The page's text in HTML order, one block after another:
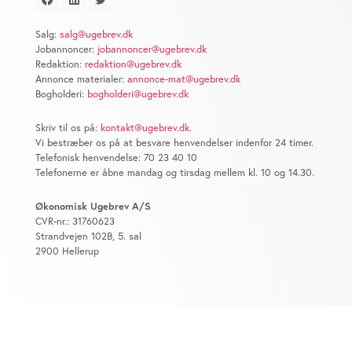
sociale medier, annonceringspartnere og
analysepartnere. Vores partnere kan kombinere disse
data med andre oplysninger, du har givet dem, eller som
de har indsamlet fra din brug af deres tjenester. Du
anvende vores hjemmeside.
Salg: salg@ugebrev.dk
Jobannoncer: jobannoncer@ugebrev.dk
Redaktion: redaktion@ugebrev.dk
Annonce materialer: annonce-mat@ugebrev.dk
Bogholderi: bogholderi@ugebrev.dk
Skriv til os på: kontakt@ugebrev.dk.
Vi bestræber os på at besvare henvendelser indenfor 24 timer.
Telefonisk henvendelse: 70 23 40 10
Telefonerne er åbne mandag og tirsdag mellem kl. 10 og 14.30.
Økonomisk Ugebrev A/S
CVR-nr.: 31760623
Strandvejen 102B, 5. sal
2900 Hellerup